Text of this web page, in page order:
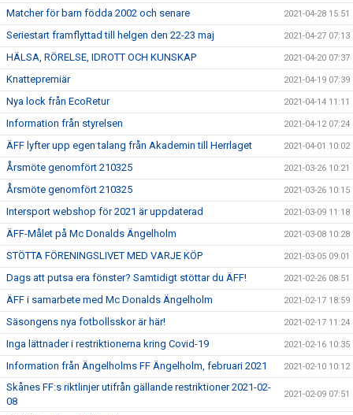
Matcher för barn födda 2002 och senare 2021-04-28 15:51
Seriestart framflyttad till helgen den 22-23 maj 2021-04-27 07:13
HÄLSA, RÖRELSE, IDROTT OCH KUNSKAP 2021-04-20 07:37
Knattepremiär 2021-04-19 07:39
Nya lock från EcoRetur 2021-04-14 11:11
Information från styrelsen 2021-04-12 07:24
ÄFF lyfter upp egen talang från Akademin till Herrlaget 2021-04-01 10:02
Årsmöte genomfört 210325 2021-03-26 10:21
Årsmöte genomfört 210325 2021-03-26 10:15
Intersport webshop för 2021 är uppdaterad 2021-03-09 11:18
ÄFF-Målet på Mc Donalds Ängelholm 2021-03-08 10:28
STÖTTA FÖRENINGSLIVET MED VARJE KÖP 2021-03-05 09:01
Dags att putsa era fönster? Samtidigt stöttar du ÄFF! 2021-02-26 08:51
ÄFF i samarbete med Mc Donalds Ängelholm 2021-02-17 18:59
Säsongens nya fotbollsskor är här! 2021-02-17 11:24
Inga lättnader i restriktionerna kring Covid-19 2021-02-16 10:35
Information från Ängelholms FF Ängelholm, februari 2021 2021-02-10 10:12
Skånes FF:s riktlinjer utifrån gällande restriktioner 2021-02-
08
2021-02-09 07:51